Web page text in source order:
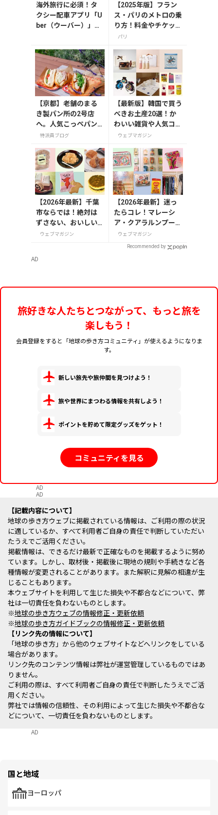
海外旅行に必須！タ
クシー配車アプリ「U
ber（ウーバー）」の
【2025年版】フラン
ス・パリのメトロの乗
り方！料金やチケット
の種類、注意点を解説
パリ
【京都】老舗のまる
き製パン所の2号店
へ。人気こっぺパン
を市役所で味わう
特派員ブログ
【最新版】韓国で買う
べきお土産20選！か
わいい雑貨や人気コス
メを紹介
ウェブマガジン
【2026年最新】千葉
市ならでは！絶対は
ずさない、おいしい
お土産10選
ウェブマガジン
【2026年最新】迷っ
たらコレ！マレーシ
ア・クアラルンプール
で絶対買いたいお土産
15選
ウェブマガジン
Recommended by
AD
旅好きな人たちとつながって、もっと旅を
楽しもう！
会員登録をすると「地球の歩き方コミュニティ」が使えるようになりま
す。
新しい旅先や旅仲間を見つけよう！
旅や世界にまつわる情報を共有しよう！
ポイントを貯めて限定グッズをゲット！
コミュニティを見る
AD
AD
記載内容について
地球の歩き方ウェブに掲載されている情報は、ご利用の際の状況
に適しているか、すべて利用者ご自身の責任で判断していただい
たうえでご活用ください。
掲載情報は、できるだけ最新で正確なものを掲載するように努め
ています。しかし、取材後・掲載後に現地の規則や手続きなど各
種情報が変更されることがあります。また解釈に見解の相違が生
じることもあります。
本ウェブサイトを利用して生じた損失や不都合などについて、弊
社は一切責任を負わないものとします。
※地球の歩き方ウェブの情報修正・更新依頼
※地球の歩き方ガイドブックの情報修正・更新依頼
リンク先の情報について
「地球の歩き方」から他のウェブサイトなどへリンクをしている
場合があります。
リンク先のコンテンツ情報は弊社が運営管理しているものではあ
りません。
ご利用の際は、すべて利用者ご自身の責任で判断したうえでご活
用ください。
弊社では情報の信頼性、その利用によって生じた損失や不都合な
どについて、一切責任を負わないものとします。
AD
国と地域
ヨーロッパ